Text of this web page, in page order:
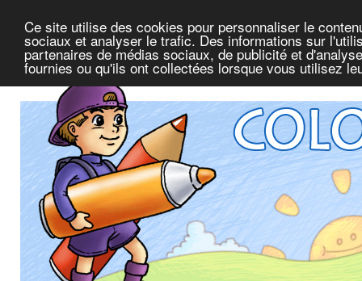
Ce site utilise des cookies pour personnaliser le
sociaux et analyser le trafic. Des informations sur
partenaires de médias sociaux, de publicité et
fournies ou qu'ils ont collectées lorsque vous utilisez